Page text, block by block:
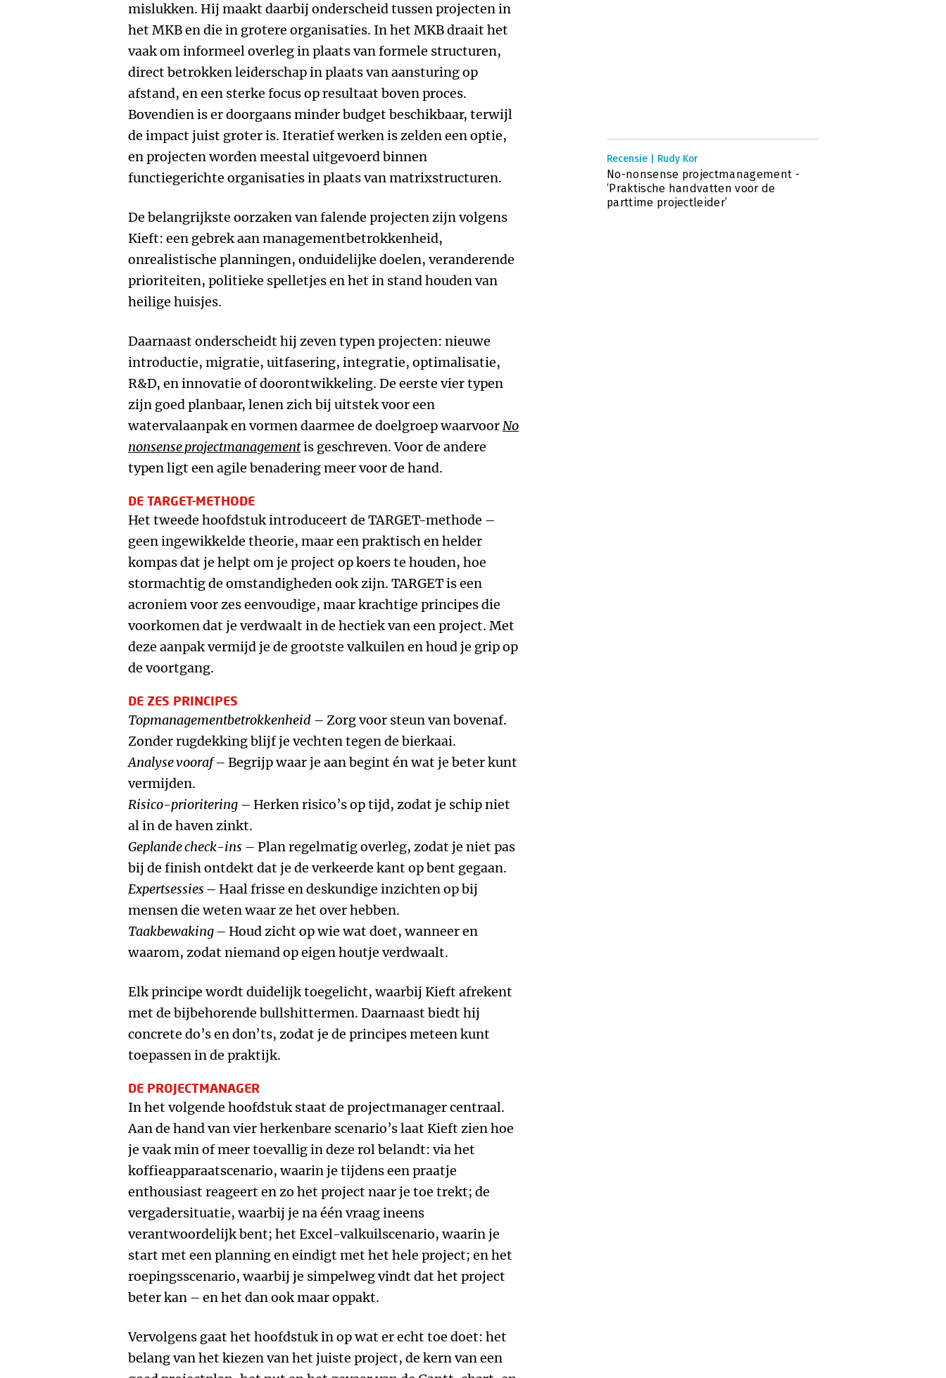
mislukken. Hij maakt daarbij onderscheid tussen projecten in
het MKB en die in grotere organisaties. In het MKB draait het
vaak om informeel overleg in plaats van formele structuren,
direct betrokken leiderschap in plaats van aansturing op
afstand, en een sterke focus op resultaat boven proces.
Bovendien is er doorgaans minder budget beschikbaar, terwijl
de impact juist groter is. Iteratief werken is zelden een optie,
en projecten worden meestal uitgevoerd binnen
functiegerichte organisaties in plaats van matrixstructuren.
De belangrijkste oorzaken van falende projecten zijn volgens
Kieft: een gebrek aan managementbetrokkenheid,
onrealistische planningen, onduidelijke doelen, veranderende
prioriteiten, politieke spelletjes en het in stand houden van
heilige huisjes.
Daarnaast onderscheidt hij zeven typen projecten: nieuwe
introductie, migratie, uitfasering, integratie, optimalisatie,
R&D, en innovatie of doorontwikkeling. De eerste vier typen
zijn goed planbaar, lenen zich bij uitstek voor een
watervalaanpak en vormen daarmee de doelgroep waarvoorNo
nonsense projectmanagementis geschreven. Voor de andere
typen ligt een agile benadering meer voor de hand.
DE TARGET-METHODE
Het tweede hoofdstuk introduceert de TARGET-methode –
geen ingewikkelde theorie, maar een praktisch en helder
kompas dat je helpt om je project op koers te houden, hoe
stormachtig de omstandigheden ook zijn. TARGET is een
acroniem voor zes eenvoudige, maar krachtige principes die
voorkomen dat je verdwaalt in de hectiek van een project. Met
deze aanpak vermijd je de grootste valkuilen en houd je grip op
de voortgang.
DE ZES PRINCIPES
Topmanagementbetrokkenheid – Zorg voor steun van bovenaf.
Zonder rugdekking blijf je vechten tegen de bierkaai.
Analyse vooraf– Begrijp waar je aan begint én wat je beter kunt
vermijden.
Risico-prioritering – Herken risico’s op tijd, zodat je schip niet
al in de haven zinkt.
Geplande check-ins – Plan regelmatig overleg, zodat je niet pas
bij de finish ontdekt dat je de verkeerde kant op bent gegaan.
Expertsessies – Haal frisse en deskundige inzichten op bij
mensen die weten waar ze het over hebben.
Taakbewaking– Houd zicht op wie wat doet, wanneer en
waarom, zodat niemand op eigen houtje verdwaalt.
Elk principe wordt duidelijk toegelicht, waarbij Kieft afrekent
met de bijbehorende bullshittermen. Daarnaast biedt hij
concrete do’s en don’ts, zodat je de principes meteen kunt
toepassen in de praktijk.
DE PROJECTMANAGER
In het volgende hoofdstuk staat de projectmanager centraal.
Aan de hand van vier herkenbare scenario’s laat Kieft zien hoe
je vaak min of meer toevallig in deze rol belandt: via het
koffieapparaatscenario, waarin je tijdens een praatje
enthousiast reageert en zo het project naar je toe trekt; de
vergadersituatie, waarbij je na één vraag ineens
verantwoordelijk bent; het Excel-valkuilscenario, waarin je
start met een planning en eindigt met het hele project; en het
roepingsscenario, waarbij je simpelweg vindt dat het project
beter kan – en het dan ook maar oppakt.
Vervolgens gaat het hoofdstuk in op wat er echt toe doet: het
belang van het kiezen van het juiste project, de kern van een
Recensie | Rudy Kor
No-nonsense projectmanagement -
‘Praktische handvatten voor de
parttime projectleider’